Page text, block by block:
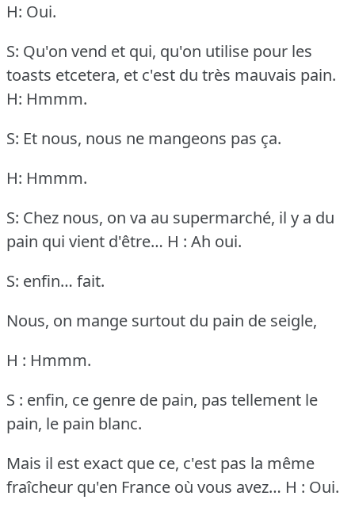
H: Oui.
S: Qu'on vend et qui, qu'on utilise pour les
toasts etcetera, et c'est du très mauvais pain.
H: Hmmm.
S: Et nous, nous ne mangeons pas ça.
H: Hmmm.
S: Chez nous, on va au supermarché, il y a du
pain qui vient d'être… H : Ah oui.
S: enfin… fait.
Nous, on mange surtout du pain de seigle,
H : Hmmm.
S : enfin, ce genre de pain, pas tellement le
pain, le pain blanc.
Mais il est exact que ce, c'est pas la même
fraîcheur qu'en France où vous avez… H : Oui.